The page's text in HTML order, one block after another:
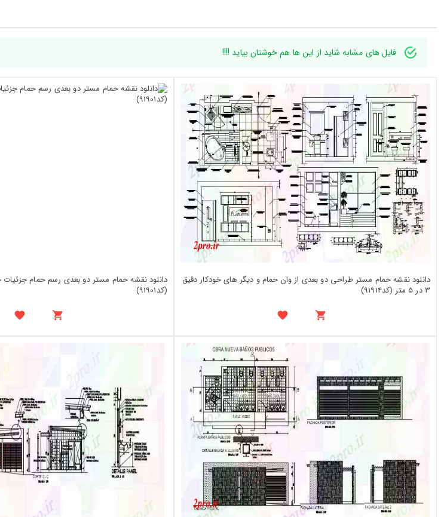
فایل های مشابه شاید از این ها هم خوشتان بیاید !!!!
دانلود نقشه حمام مستر طراحی دو بعدی از وان حمام و دیگر های خودکار دقیق
3 در 5 متر (کد91914)
(کد91901)